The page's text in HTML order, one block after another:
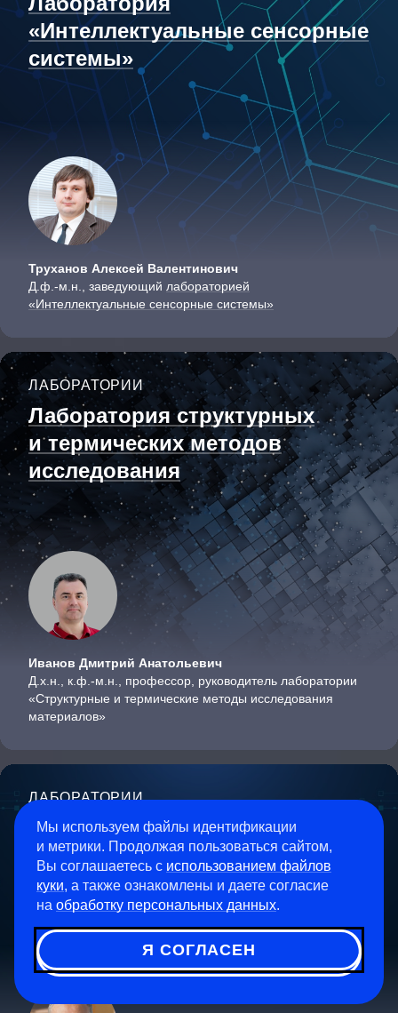
«Интеллектуальные сенсорные
системы»
Труханов Алексей Валентинович
Д.ф.-м.н., заведующий лабораторией
«Интеллектуальные сенсорные системы»
ЛАБОРАТОРИИ
Лаборатория cтруктурных
и термических методов
исследования
Иванов Дмитрий Анатольевич
Д.х.н., к.ф.-м.н., профессор, руководитель лаборатории
«Структурные и термические методы исследования
материалов»
ЛАБОРАТОРИИ
Лаборатория
ультраширокозонных
полупроводников
Мы используем файлы идентификации
и метрики. Продолжая пользоваться сайтом,
Вы соглашаетесь с использованием файлов
куки, а также ознакомлены и даете согласие
на обработку персональных данных.
Я СОГЛАСЕН